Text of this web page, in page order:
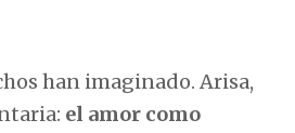
han imaginado. Arisa,
el amor como